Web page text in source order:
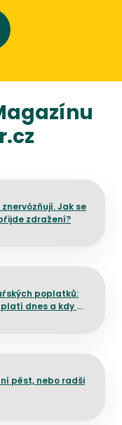
Jak se
zdražení?
poplatků:
dnes a kdy by
pěst, nebo radši